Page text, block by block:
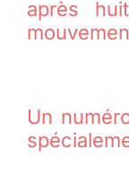
après
Un